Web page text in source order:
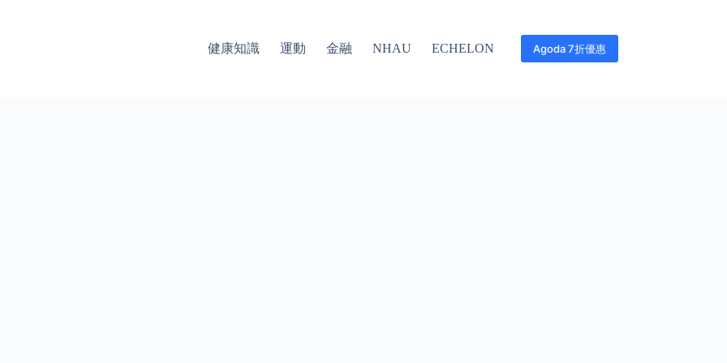
健康知識 運動 金融 NHAU ECHELON Agoda 7折優惠